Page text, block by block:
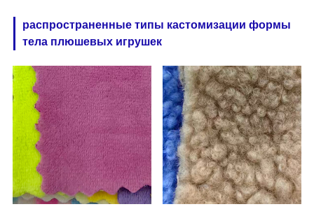
распространенные типы кастомизации формы
тела плюшевых игрушек